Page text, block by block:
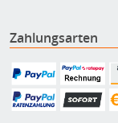
Zahlungsarten